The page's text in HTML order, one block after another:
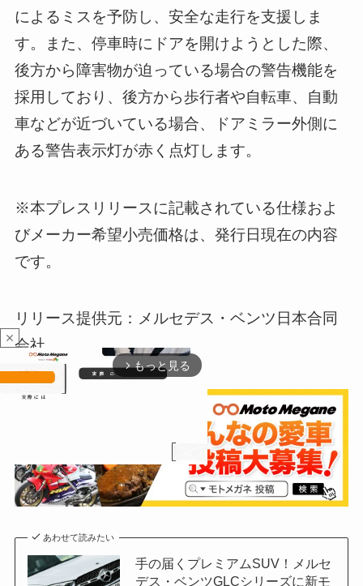
によるミスを予防し、安全な走行を支援しま
す。また、停車時にドアを開けようとした際、
後方から障害物が迫っている場合の警告機能を
採用しており、後方から歩行者や自転車、自動
車などが近づいている場合、ドアミラー外側に
ある警告表示灯が赤く点灯します。
※本プレスリリースに記載されている仕様およ
びメーカー希望小売価格は、発行日現在の内容
です。
リリース提供元：メルセデス・ベンツ日本合同
会社
あわせて読みたい
手の届くプレミアムSUV！メルセ
デス・ベンツGLCシリーズに新モ
close
arrow_forward_ios もっと見る
M
t
e